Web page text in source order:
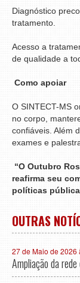
Diagnóstico
tratamento.
Acesso a
de qualidade a
Como apoiar
O SINTECT-MS
no corpo,
confiáveis. Além
exames e
“O Outubro
reafirma seu
políticas
OUTRAS
27 de Maio de 2026
Ampliação da